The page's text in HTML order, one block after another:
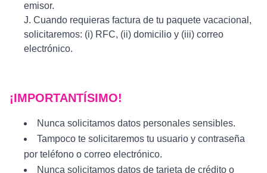
emisor.
J. Cuando requieras factura de tu paquete vacacional,
solicitaremos: (i) RFC, (ii) domicilio y (iii) correo
electrónico.
¡IMPORTANTÍSIMO!
Nunca solicitamos datos personales sensibles.
Tampoco te solicitaremos tu usuario y contraseña
por teléfono o correo electrónico.
Nunca solicitamos datos de tarjeta de crédito o